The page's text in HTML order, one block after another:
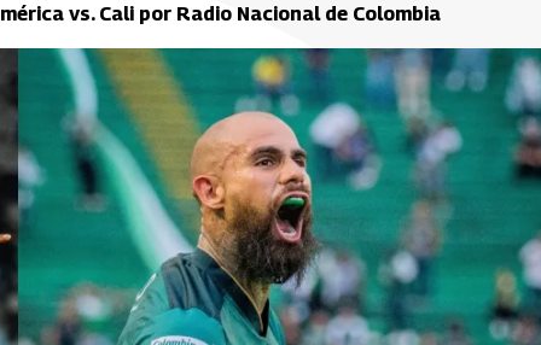
vs. Cali por Radio Nacional de Colombia